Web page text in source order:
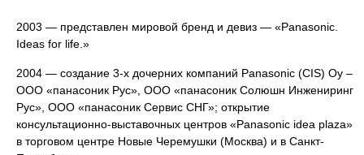
2003 — представлен мировой бренд и девиз — «Panasonic.
Ideas for life.»
2004 — создание 3-х дочерних компаний Panasonic (CIS) Oy –
ООО «панасоник Рус», ООО «панасоник Солюшн Инжениринг
Рус», ООО «панасоник Сервис СНГ»; открытие
консультационно-выставочных центров «Panasonic idea plaza»
в торговом центре Новые Черемушки (Москва) и в Санкт-